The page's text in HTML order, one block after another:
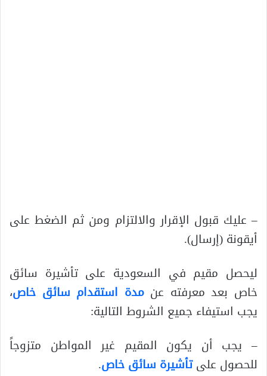
– عليك قبول الإقرار والالتزام ومن ثم الضغط على
أيقونة (إرسال).
ليحصل مقيم في السعودية على تأشيرة سائق
خاص بعد معرفته عنمدة استقدام سائق خاص،
يجب استيفاء جميع الشروط التالية:
– يجب أن يكون المقيم غير المواطن متزوجاً
للحصول علىتأشيرة سائق خاص.